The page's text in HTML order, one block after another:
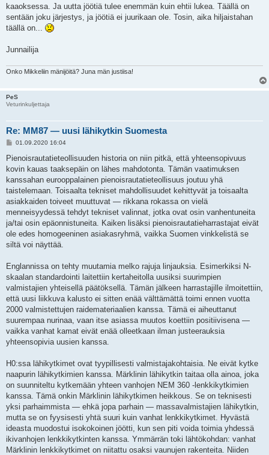
kaaoksessa. Ja uutta jöötiä tulee enemmän kuin ehtii lukea. Täällä on
sentään joku järjestys, ja jöötiä ei juurikaan ole. Tosin, aika hiljaistahan
täällä on...
Junnailija
Onko Mikkeliin mänijöitä? Juna män justiisa!
PeS
Veturinkuljettaja
Re: MM87 — uusi lähikytkin Suomesta
V
e
t
i
01.09.2020 16:04
Pienoisrautatieteollisuuden historia on niin pitkä, että yhteensopivuus
kovin kauas taaksepäin on lähes mahdotonta. Tämän vaatimuksen
kanssahan eurooppalainen pienoisrautatieteollisuus joutuu yhä
taistelemaan. Toisaalta tekniset mahdollisuudet kehittyvät ja toisaalta
asiakkaiden toiveet muuttuvat — rikkana rokassa on vielä
menneisyydessä tehdyt tekniset valinnat, jotka ovat osin vanhentuneita
ja/tai osin epäonnistuneita. Kaiken lisäksi pienoisrautatieharrastajat eivät
ole edes homogeeninen asiakasryhmä, vaikka Suomen vinkkelistä se
siltä voi näyttää.
Englannissa on tehty muutamia melko rajuja linjauksia. Esimerkiksi N-
skaalan standardointi laitettiin kertaheitolla uusiksi suurimpien
valmistajien yhteisellä päätöksellä. Tämän jälkeen harrastajille ilmoitettiin,
että uusi liikkuva kalusto ei sitten enää välttämättä toimi ennen vuotta
2000 valmistettujen raidemateriaalien kanssa. Tämä ei aiheuttanut
suurempaa nurinaa, vaan itse asiassa muutos koettiin positiivisena —
vaikka vanhat kamat eivät enää olleetkaan ilman justeerauksia
yhteensopivia uusien kanssa.
H0:ssa lähikytkimet ovat tyypillisesti valmistajakohtaisia. Ne eivät kytke
naapurin lähikytkimien kanssa. Märklinin lähikytkin taitaa olla ainoa, joka
on suunniteltu kytkemään yhteen vanhojen NEM 360 -lenkkikytkimien
kanssa. Tämä onkin Märklinin lähikytkimen heikkous. Se on teknisesti
yksi parhaimmista — ehkä jopa parhain — massavalmistajien lähikytkin,
mutta se on fyysisesti yhtä suuri kuin vanhat lenkkikytkimet. Hyvästä
ideasta muodostui isokokoinen jöötti, kun sen piti voida toimia yhdessä
ikivanhojen lenkkikytkinten kanssa. Ymmärrän toki lähtökohdan: vanhat
Märklinin lenkkikytkimet on niitattu osaksi vaunujen rakenteita. Niiden